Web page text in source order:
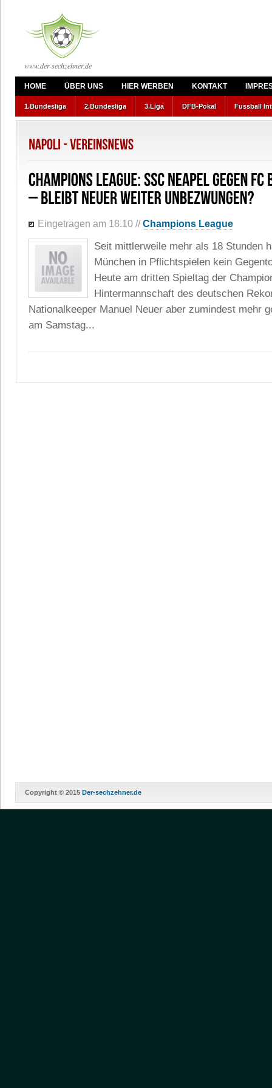
www.der-sechzehner.de
HOME ÜBER UNS HIER WERBEN KONTAKT
1.Bundesliga 2.Bundesliga 3.Liga DFB-Pokal Fussball
Eingetragen am 18.10 //Champions League
Seit mittlerweile mehr als 18 Stunden
München in Pflichtspielen kein
Heute am dritten Spieltag der
Hintermannschaft des deutschen
Nationalkeeper Manuel Neuer aber zumindest mehr
am Samstag...
Copyright © 2015 Der-sechzehner.de